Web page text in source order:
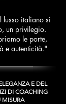
lusso italiano si
un privilegio.
le porte,
e autenticità."
E DEL
DI COACHING
MISURA